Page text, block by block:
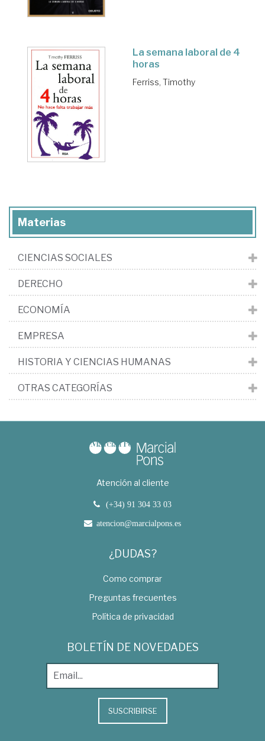
La semana laboral de 4
horas
Ferriss, Timothy
Materias
CIENCIAS SOCIALES
DERECHO
ECONOMÍA
EMPRESA
HISTORIA Y CIENCIAS HUMANAS
OTRAS CATEGORÍAS
Atención al cliente
(+34) 91 304 33 03
atencion@marcialpons.es
¿DUDAS?
Como comprar
Preguntas frecuentes
Política de privacidad
BOLETÍN DE NOVEDADES
SUSCRIBIRSE